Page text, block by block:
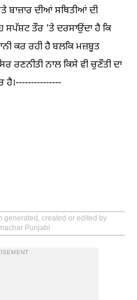
ਬਾਜ਼ਾਰ ਦੀਆਂ ਸਥਿਤੀਆਂ ਦੀ
ਸਪੱਸ਼ਟ ਤੌਰ 'ਤੇ ਦਰਸਾਉਂਦਾ ਹੈ ਕਿ
ਕਰ ਰਹੀ ਹੈ ਬਲਕਿ ਮਜ਼ਬੂਤ
ਰਣਨੀਤੀ ਨਾਲ ਕਿਸੇ ਵੀ ਚੁਣੌਤੀ ਦਾ
ਹੈ।---------------
generated, created or edited by
Punjabi